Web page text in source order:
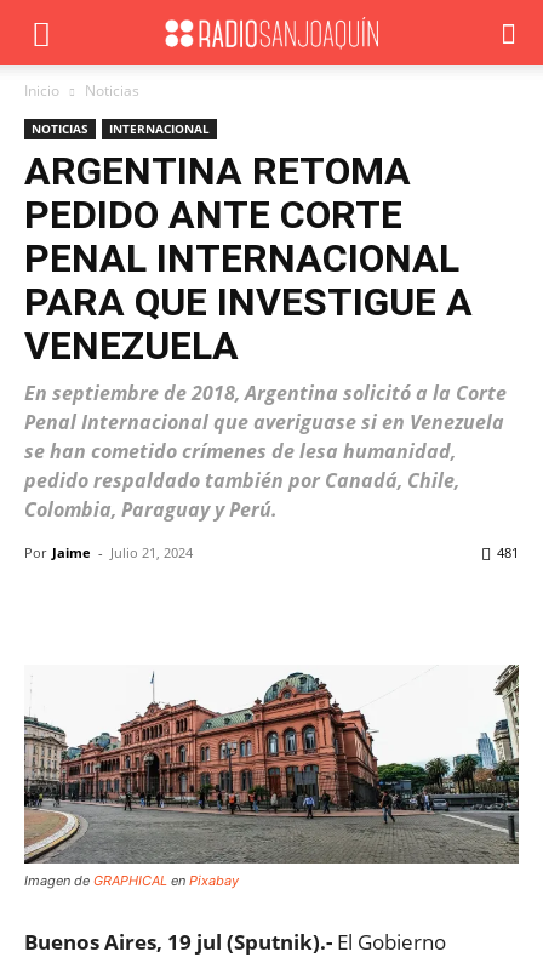
Inicio Noticias
NOTICIAS INTERNACIONAL
ARGENTINA RETOMA
PEDIDO ANTE CORTE
PENAL INTERNACIONAL
PARA QUE INVESTIGUE A
VENEZUELA
En septiembre de 2018, Argentina solicitó a la Corte
Penal Internacional que averiguase si en Venezuela
se han cometido crímenes de lesa humanidad,
pedido respaldado también por Canadá, Chile,
Colombia, Paraguay y Perú.
Por Jaime - Julio 21, 2024 481
Imagen de GRAPHICAL en Pixabay
Buenos Aires, 19 jul (Sputnik).- El Gobierno